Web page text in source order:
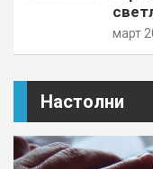
март
Настолни